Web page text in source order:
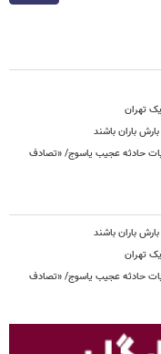
باران باشند
جزئیات حادثه عجیب یاسوج/ «تصادف
باران باشند
جزئیات حادثه عجیب یاسوج/ «تصادف